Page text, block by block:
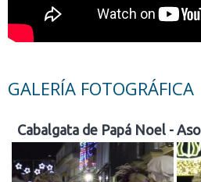
GALERÍA FOTOGRÁFICA
Cabalgata de Papá Noel -